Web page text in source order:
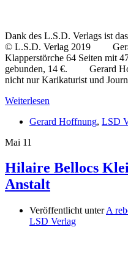
Dank des L.S.D. Verlags ist
© L.S.D. Verlag 2019
Klapperstörche 64 Seiten mit
gebunden, 14 €. Gerard
nicht nur Karikaturist und
Weiterlesen
Gerard Hoffnung, LSD
Mai 11
Hilaire Bellocs
Anstalt
Veröffentlicht unterA
LSD Verlag